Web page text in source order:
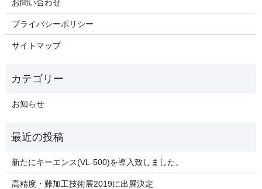
お問い合わせ
プライバシーポリシー
サイトマップ
お知らせ
新たにキーエンス(VL-500)を導入致しました。
高精度・難加工技術展2019に出展決定